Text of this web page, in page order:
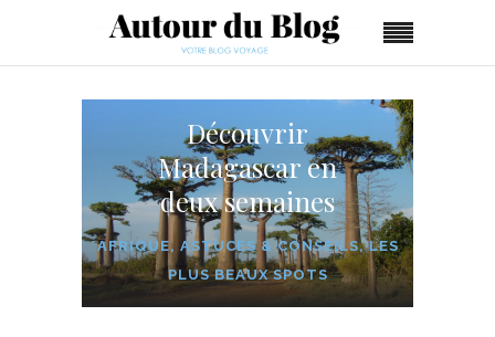
Découvrir
Madagascar en
deux semaines
AFRIQUE, ASTUCES & CONSEILS,LES
PLUS BEAUX SPOTS